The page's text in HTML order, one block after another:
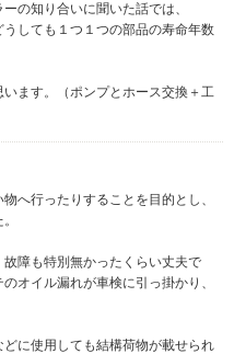
の知り合いに聞いた話では、
うしても１つ１つの部品の寿命年数
ます。（ポンプとホース交換＋工
へ行ったりすることを目的とし、
障も特別無かったくらい丈夫で
オイル漏れが車検に引っ掛かり、
に使用しても結構荷物が載せられ